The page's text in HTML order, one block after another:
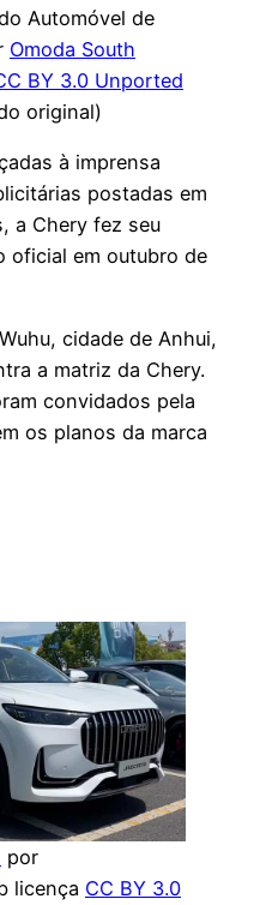
Automóvel de
Omoda South
BY 3.0 Unported
original)
à imprensa
postadas em
a Chery fez seu
oficial em outubro de
cidade de Anhui,
a matriz da Chery.
convidados pela
os planos da marca
por
licença CC BY 3.0